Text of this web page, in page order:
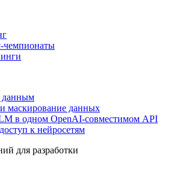
чемпионаты
данным
маскирование данных
в одном OpenAI-совместимом API
к нейросетям
для разработки